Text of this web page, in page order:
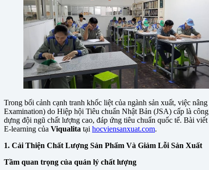
Trong bối cảnh cạnh tranh khốc liệt của ngành sản xuất, việc
Examination) do Hiệp hội Tiêu chuẩn Nhật Bản (JSA) cấp là
dựng đội ngũ chất lượng cao, đáp ứng tiêu chuẩn quốc tế. Bài
E-learning của Viqualita tại hocviensanxuat.com.
1. Cải Thiện Chất Lượng Sản Phẩm Và Giảm Lỗi Sản Xuất
Tầm quan trọng của quản lý chất lượng